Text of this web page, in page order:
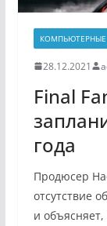
28.12.2021
Final
года
Продюсер
отсутствие
и